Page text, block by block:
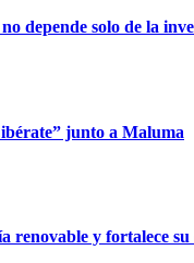
depende solo de la
junto a Maluma
renovable y fortalece